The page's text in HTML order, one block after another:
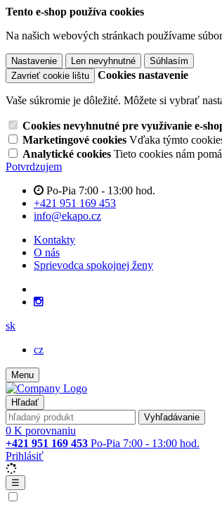
Tento e-shop používa cookies
Na našich webových stránkach používame
Nastavenie Len nevyhnutné
Súhlasím
Zavrieť cookie lištu
Cookies nastavenie
Vaše súkromie je dôležité. Môžete si vybrať
Cookies nevyhnutné pre využívanie e-
Marketingové cookies Vďaka týmto
Analytické cookies Tieto cookies nám
Potvrdzujem
Po-Pia 7:00 - 13:00 hod.
+421 951 169 453
info@ekapo.cz
Kontakty
O nás
Sprievodca spokojnej ženy
sk
cz
Menu
Hľadať
Vyhľadávanie
0 K porovnaniu
+421 951 169 453 Po-Pia 7:00 - 13:00 hod.
Prihlásiť
☰